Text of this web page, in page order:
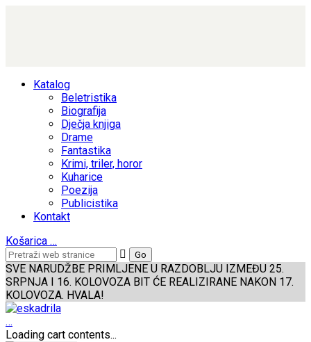
Katalog
Beletristika
Biografija
Dječja knjiga
Drame
Fantastika
Krimi, triler, horor
Kuharice
Poezija
Publicistika
Kontakt
Košarica …
SVE NARUDŽBE PRIMLJENE U RAZDOBLJU IZMEĐU 25.
SRPNJA I 16. KOLOVOZA BIT ĆE REALIZIRANE NAKON 17.
KOLOVOZA. HVALA!
…
Loading cart contents...